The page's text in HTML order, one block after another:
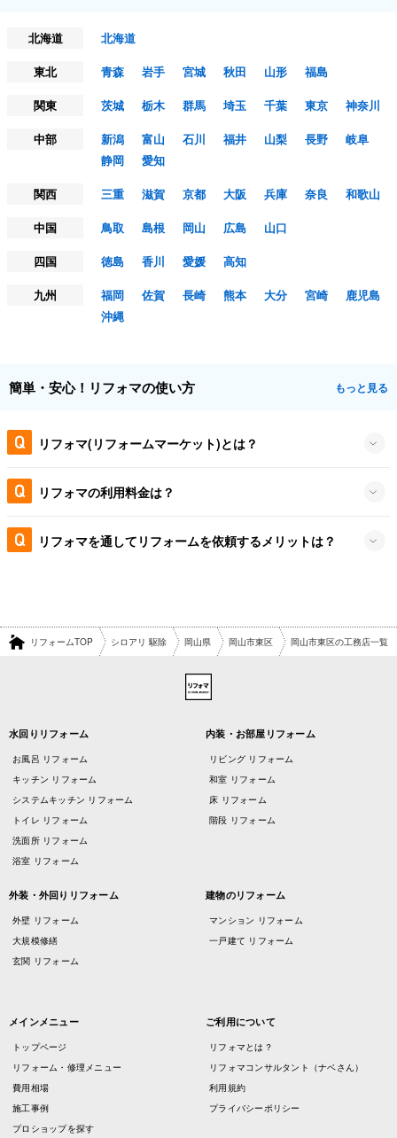
北海道
北海道
東北
青森 岩手 宮城 秋田 山形
福島
関東
茨城 栃木 群馬 埼玉 千葉 東京
神奈川
中部
新潟 富山 石川 福井 山梨 長野
岐阜
静岡
愛知
関西
三重 滋賀 京都 大阪 兵庫 奈良
和歌山
中国
鳥取 島根 岡山 広島
山口
四国
徳島 香川 愛媛
高知
九州
福岡 佐賀 長崎 熊本 大分 宮崎
鹿児島
沖縄
簡単・安心！リフォマの使い方 もっと見る
リフォマ(リフォームマーケット)とは？
リフォマの利用料金は？
リフォマを通してリフォームを依頼するメリットは？
リフォームTOP シロアリ 駆除 岡山県 岡山市東区 岡山市東区の工務店一覧
水回りリフォーム
お風呂 リフォーム
キッチン リフォーム
システムキッチン リフォーム
トイレ リフォーム
洗面所 リフォーム
浴室 リフォーム
内装・お部屋リフォーム
リビング リフォーム
和室 リフォーム
床 リフォーム
階段 リフォーム
外装・外回りリフォーム
外壁 リフォーム
大規模修繕
玄関 リフォーム
建物のリフォーム
マンション リフォーム
一戸建て リフォーム
メインメニュー
トップページ
リフォーム・修理メニュー
費用相場
施工事例
プロショップを探す
ご利用について
リフォマとは？
リフォマコンサルタント（ナベさん）
利用規約
プライバシーポリシー